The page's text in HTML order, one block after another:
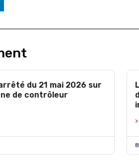
du 21 mai 2026 sur
de contrôleur